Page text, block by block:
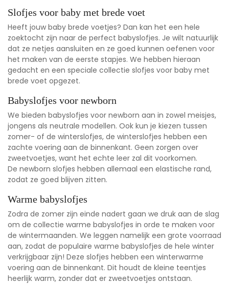
Slofjes voor baby met brede voet
Heeft jouw baby brede voetjes? Dan kan het een hele
zoektocht zijn naar de perfect babyslofjes. Je wilt natuurlijk
dat ze netjes aansluiten en ze goed kunnen oefenen voor
het maken van de eerste stapjes. We hebben hieraan
gedacht en een speciale collectie slofjes voor baby met
brede voet opgezet.
Babyslofjes voor newborn
We bieden babyslofjes voor newborn aan in zowel meisjes,
jongens als neutrale modellen. Ook kun je kiezen tussen
zomer- of de winterslofjes, de winterslofjes hebben een
zachte voering aan de binnenkant. Geen zorgen over
zweetvoetjes, want het echte leer zal dit voorkomen.
De newborn slofjes hebben allemaal een elastische rand,
zodat ze goed blijven zitten.
Warme babyslofjes
Zodra de zomer zijn einde nadert gaan we druk aan de slag
om de collectie warme babyslofjes in orde te maken voor
de wintermaanden. We leggen namelijk een grote voorraad
aan, zodat de populaire warme babyslofjes de hele winter
verkrijgbaar zijn! Deze slofjes hebben een winterwarme
voering aan de binnenkant. Dit houdt de kleine teentjes
heerlijk warm, zonder dat er zweetvoetjes ontstaan.